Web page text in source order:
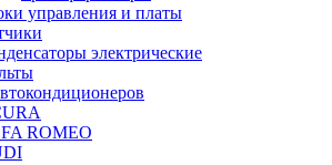
управления и платы
электрические
ROMEO